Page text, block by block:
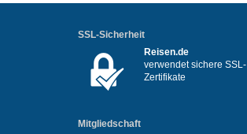
SSL-Sicherheit
Reisen.de
verwendet sichere SSL-
Zertifikate
Mitgliedschaft